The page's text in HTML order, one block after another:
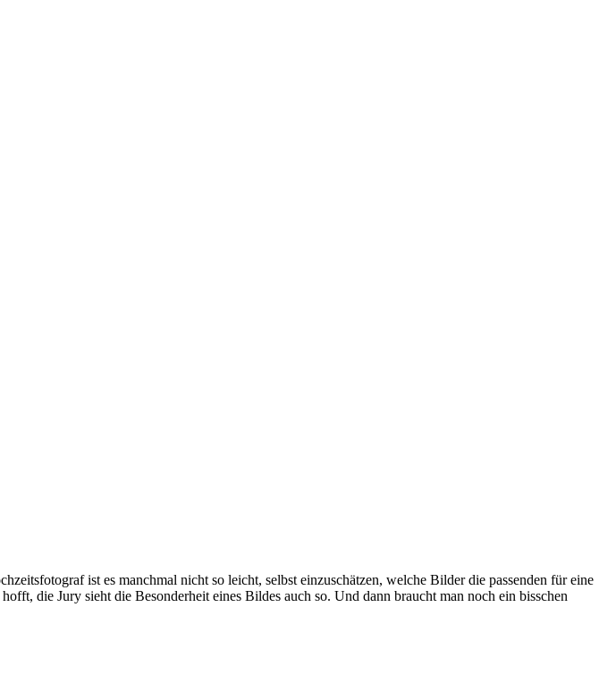
ist es manchmal nicht so leicht, selbst einzuschätzen, welche Bilder die passenden für eine
die Jury sieht die Besonderheit eines Bildes auch so. Und dann braucht man noch ein bisschen